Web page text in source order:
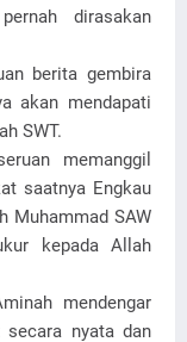
dirasakan
berita gembira
akan mendapati
SWT.
memanggil
saatnya Engkau
Muhammad SAW
kepada Allah
mendengar
nyata dan